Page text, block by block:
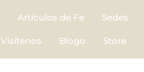
Artículos de Fe Sedes
Visítenos Blogo Store